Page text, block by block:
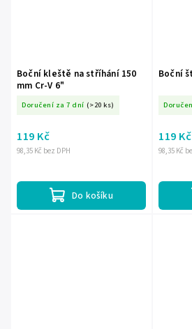
Boční kleště na stříhání 150
mm Cr-V 6"
Doručení za 7 dní (>20 ks)
98,35 Kč bez DPH
119 Kč
Do košíku
Boční
98,35 Kč
119 Kč